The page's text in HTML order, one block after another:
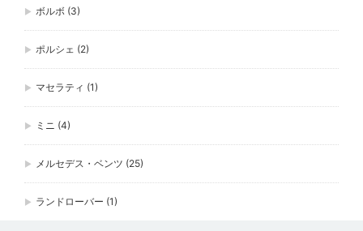
ボルボ (3)
ポルシェ (2)
マセラティ (1)
ミニ (4)
メルセデス・ベンツ (25)
ランドローバー (1)